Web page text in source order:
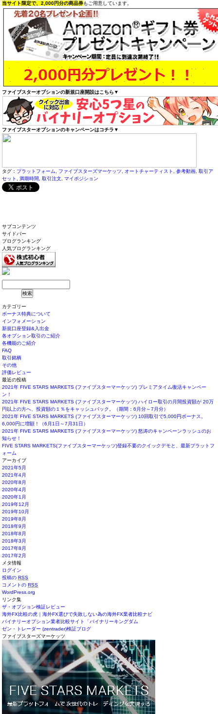
当サイト限定で、2,000円分の商品券もご用意しています。
ファイブスターオプションの新規口座開設はこちら▼
ファイブスターオプションのキャンペーンはコチラ▼
タグ： プラットフォーム ファイブスターズマーケッツ オートチャーティスト ,参考動画 ,取引ア
セット
,満期時間 ,取引注文 ,マイポジション
サブコンテンツ
サイドバー
ブログランキング
人気ブログランキング
カテゴリー
ボーナス特典について
インフォメーション
新規口座登録&入出金
各オプション取引のご紹介
各機能のご紹介
FAQ
取引銘柄
その他
評価レビュー
最近の投稿
2021年 FIVE STARS MARKETS (ファイブスターマーケッツ) プレミアタイム復活キャンペー
ン！
2021年 FIVE STARS MARKETS (ファイブスターマーケッツ) ハイロー取引の月間投資額が 20万
円以上の方へ、投資額の１％をキャッシュバック。（期間：6月分～7月分）
2021年 FIVE STARS MARKETS (ファイブスターマーケッツ) 10回取引で5,000円ボーナス。
6,000円に増額！（6月1日～7月31日）
2021年 FIVE STARS MARKETS (ファイブスターマーケッツ) 怒涛のキャンペーンラッシュのお
知らせ！
FIVE STARS MARKETS(ファイブスターマーケッツ)登録不要のクイックデモと、最新プラットフ
ォーム
アーカイブ
2021年5月
2021年4月
2020年8月
2020年4月
2020年1月
2019年12月
2019年10月
2019年8月
2018年9月
2018年8月
2018年3月
2017年8月
2017年2月
メタ情報
ログイン
投稿のRSS
コメントのRSS
WordPress.org
リンク集
ザ・オプション検証レビュー
海外FX比較の虎｜海外FX選びで失敗しない為の海外FX業者比較ナビ
バイナリーオプション業者比較サイト「バイナリーキングダム
ゼン・トレーダー (zentrader)検証ブログ
ファイブスターズマーケッツ